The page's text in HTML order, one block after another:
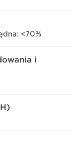
<70%
i